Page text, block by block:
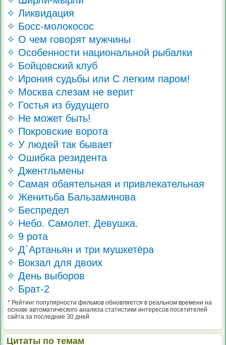
✧ Ликвидация
✧ Босс-молокосос
✧ О чем говорят мужчины
✧ Особенности национальной рыбалки
✧ Бойцовский клуб
✧ Ирония судьбы или С легким паром!
✧ Москва слезам не верит
✧ Гостья из будущего
✧ Не может быть!
✧ Покровские ворота
✧ У людей так бывает
✧ Ошибка резидента
✧ Джентльмены
✧ Самая обаятельная и привлекательная
✧ Женитьба Бальзаминова
✧ Беспредел
✧ Небо. Самолет. Девушка.
✧ 9 рота
✧ Д`Артаньян и три мушкетёра
✧ Вокзал для двоих
✧ День выборов
✧ Брат-2
* Рейтинг популярности фильмов обновляется в реальном времени на
основе автоматического анализа статистики интересов посетителей
сайта за последние 30 дней
Цитаты по темам